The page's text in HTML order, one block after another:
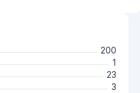
200
1
23
3